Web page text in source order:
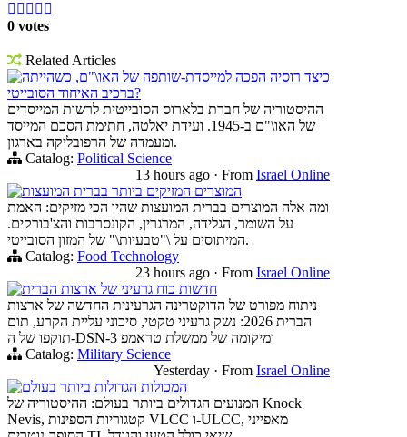
    
0 votes
Related Articles
כיצד רוסיה הפכה למייסדת-שותפה של האו\"ם, כשהייתה
ברכיב האיחוד הסובייטי?
ההיסטוריה של חברת בלארוס הסובייטית לרשות המייסדים
של האו\"ם ב-1945. ועידת יאלטה, חתימת הסכם המייסד
ומעמדה של הרפובליקה בארגון.
Catalog: Political Science
13 hours ago · From Israel Online
המוצרים המזיקים ביותר בברית המועצות
ומה אלה המוצרים בברית המועצות שהיו הכי מזיקים: האמת
על השומר, הגלידה, המרגרין, הקונסרבות והצ'בורקים.
המיתוסים על \"טבעיות\" של המזון הסובייטי.
Catalog: Food Technology
23 hours ago · From Israel Online
חדשות כוח גרעיני של ארצות הברית
ניתוח מפורט של הדוקטרינה הגרעינית החדשה של ארצות
הברית 2026: נשק גרעיני טקטי, סיכוני עליית הקרע, תום
תוקפו של ה-DSN-3 ומיקומה של ממשלת טראמפ
Catalog: Military Science
Yesterday · From Israel Online
המכולות הגדולות ביותר בעולם
המנועים הגדולים ביותר בעולם: ההיסטוריה של Knock
Nevis, קטגוריות הספינות VLCC ו-ULCC, מאפייני